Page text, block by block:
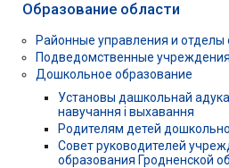
Образование области
Районные управления и отделы
Подведомственные учреждения
Дошкольное образование
Установы дашкольнай
навучання і выхавання
Родителям детей
Совет руководителей
образования Гродненской